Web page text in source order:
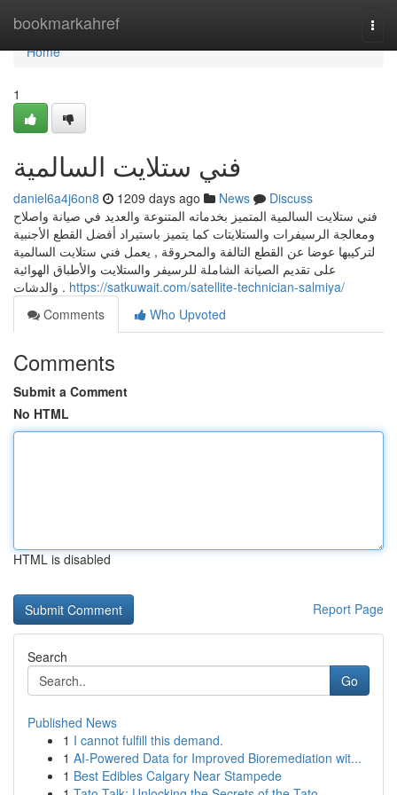
bookmarkahref
Home
Home
1
فني ستلايت السالمية
daniel6a4j6on8 1209 days ago News
Discuss
فني ستلايت السالمية المتميز بخدماته المتنوعة والعديد في صيانة واصلاح
ومعالجة الرسيفرات والستلايتات كما يتميز باستيراد أفضل القطع الأجنبية
لتركيبها عوضا عن القطع التالفة والمحروقة , يعمل فني ستلايت السالمية
على تقديم الصيانة الشاملة للرسيفر والستلايت والأطباق الهوائية
والدشات . https://satkuwait.com/satellite-technician-salmiya/
Comments
Who Upvoted
Comments
Submit a Comment
No HTML
HTML is disabled
Report Page
Search
Go
Published News
1 I cannot fulfill this demand.
1 AI-Powered Data for Improved Bioremediation wit...
1 Best Edibles Calgary Near Stampede